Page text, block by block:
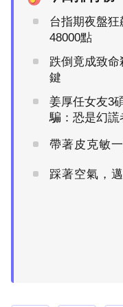
台指期夜盤
48000點
跌倒竟成致
鍵
姜厚任女友3
騙：恐是幻謊
帶著皮克敏
踩著空氣，